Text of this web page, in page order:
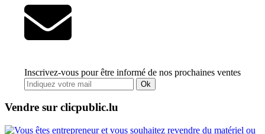
Inscrivez-vous pour être informé de nos prochaines ventes
Ok
Vendre sur clicpublic.lu